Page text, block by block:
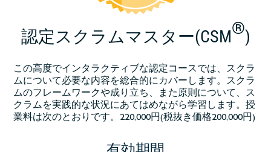
認定スクラムマスター(CSM®)
この高度でインタラクティブな認定コースでは、スクラ
ムについて必要な内容を総合的にカバーします。スクラ
ムのフレームワークや成り立ち、また原則について、ス
クラムを実践的な状況にあてはめながら学習します。授
業料は次のとおりです。220,000円(税抜き価格200,000円)